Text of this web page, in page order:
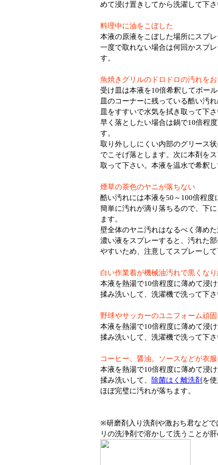
めて浸け置きしてから洗濯して下
料理中に油をこぼした
本液の原液をこぼした場所にスプ
一度で取れない場合は何回かスプ
す。
魚焼きグリルのドロドロの汚れを
受け皿は本液を10倍希釈してボー
皿のコーナーに残っている酷い汚
皿をすすいで水気を拭き取って下
早く落としたい場合は鍋で10倍程
す。
取り外ししにくい内部のグリース
でこそげ落とします。次に本剤を
取って下さい。本液を温水で希釈
煙草の茶色のヤニが落ちない
酷い汚れには本液を50～100倍程
簡単に汚れが滴り落ちるので、下
ます。
壁全体のヤニ汚れはなるべく薄め
濃い液をスプレーすると、汚れた
やすいため、注意してスプレーし
白い作業着が機械油汚れで黒くな
本液を熱湯で10倍程度に薄めて浸
揉み洗いして、洗濯機で洗って下
野球やサッカーのユニフォーム頑
本液を熱湯で10倍程度に薄めて浸
揉み洗いして、洗濯機で洗って下
コーヒー、醤油。ソースなどが衣
本液を熱湯で10倍程度に薄めて浸
揉み洗いして、
除菌はく離洗剤 を
ほぼ完璧に汚れが落ちます。
※研磨剤入り洗剤や激おち君など
リの洗浄剤で溶かして洗うことが